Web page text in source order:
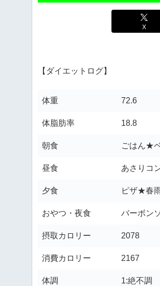
X
【ダイエットログ】
体重 72.6
体脂肪率 18.8
朝食 ごはん★
昼食 あさりコ
夕食 ピザ★春
おやつ・夜食 バーボン
摂取カロリー 2078
消費カロリー 2167
体調 1:絶不調